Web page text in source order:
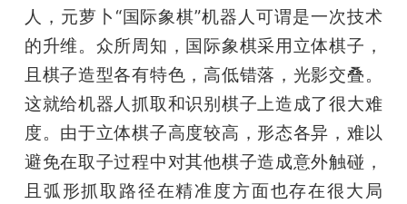
人，元萝卜“国际象棋”机器人可谓是一次技术
的升维。众所周知，国际象棋采用立体棋子，
且棋子造型各有特色，高低错落，光影交叠。
这就给机器人抓取和识别棋子上造成了很大难
度。由于立体棋子高度较高，形态各异，难以
避免在取子过程中对其他棋子造成意外触碰，
且弧形抓取路径在精准度方面也存在很大局